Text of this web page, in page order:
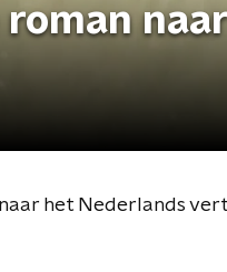
het Nederlands